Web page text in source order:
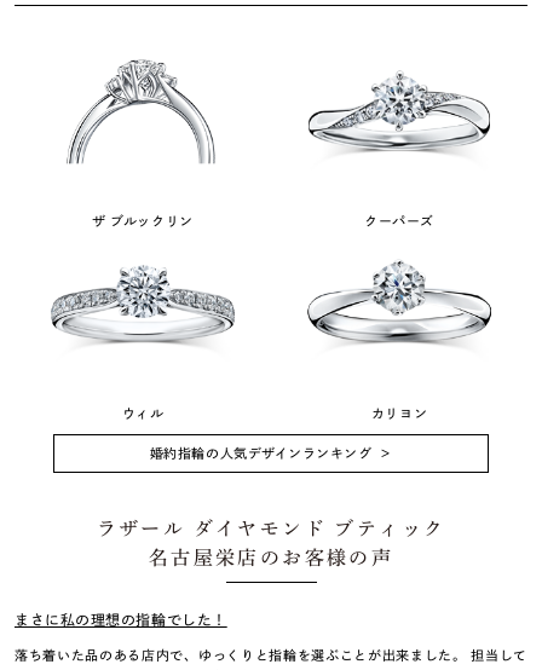
ザ ブルックリン クーパーズ
ウィル カリヨン
婚約指輪の人気デザインランキング
ラザール ダイヤモンド ブティック
名古屋栄店のお客様の声
まさに私の理想の指輪でした！
落ち着いた品のある店内で、ゆっくりと指輪を選ぶことが出来ました。 担当して